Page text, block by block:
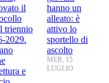
MER, 15
LUGLIO